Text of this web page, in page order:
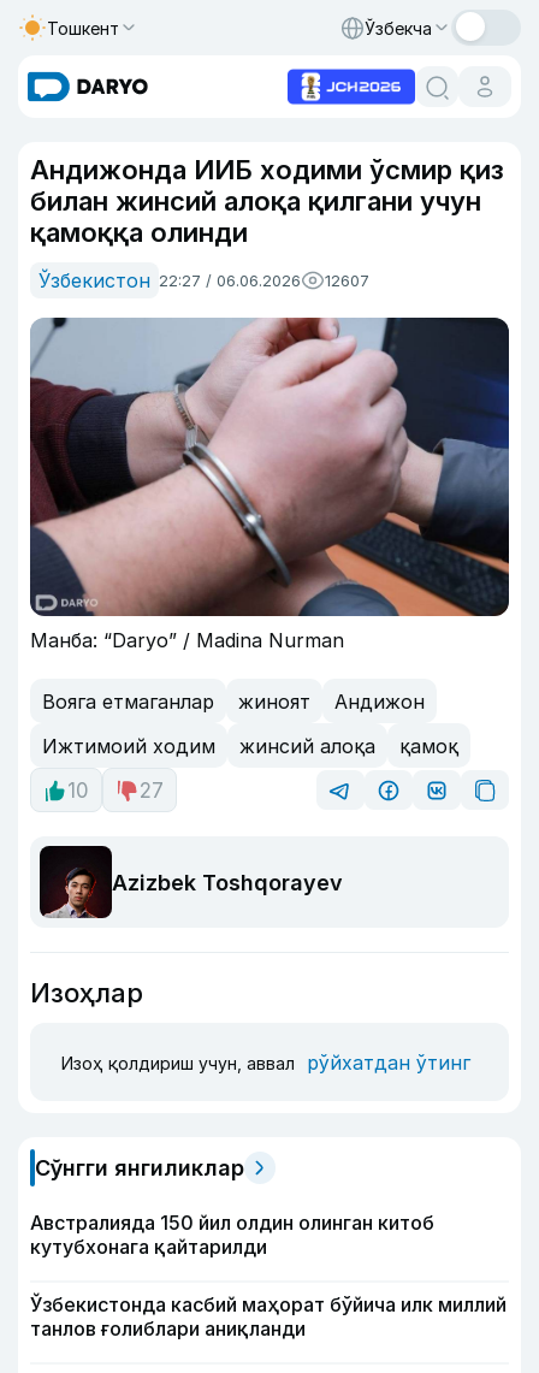
Тошкент Ўзбекча
Андижонда ИИБ ходими ўсмир қиз
билан жинсий алоқа қилгани учун
қамоққа олинди
Ўзбекистон 22:27 / 06.06.2026 12607
Манба: “Daryo” / Madina Nurman
Вояга етмаганлар жиноят
Андижон
Ижтимоий ходим
жинсий алоқа
қамоқ
10
27
Azizbek Toshqorayev
Изоҳлар
Изоҳ қолдириш учун, аввал рўйхатдан ўтинг
Сўнгги янгиликлар
Австралияда 150 йил олдин олинган китоб
кутубхонага қайтарилди
Ўзбекистонда касбий маҳорат бўйича илк миллий
танлов ғолиблари аниқланди